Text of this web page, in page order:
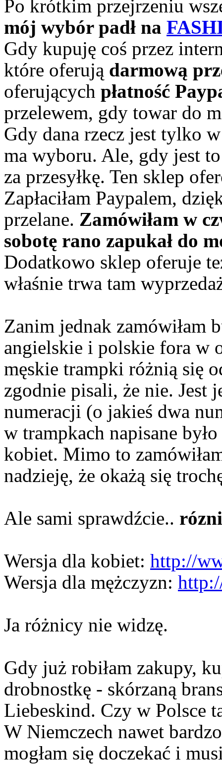
Po krótkim przejrzeniu
mój wybór padł na
Gdy kupuję coś przez
które oferują darmową
oferujących płatność
przelewem, gdy towar do
Gdy dana rzecz jest tylko
ma wyboru. Ale, gdy jest
za przesyłkę. Ten sklep
Zapłaciłam Paypalem,
przelane. Zamówiłam w
sobotę rano zapukał do
Dodatkowo sklep oferuje
właśnie trwa tam
Zanim jednak zamówiłam
angielskie i polskie fora w
męskie trampki różnią się
zgodnie pisali, że nie. Jest
numeracji (o jakieś dwa
w trampkach napisane
kobiet. Mimo to
nadzieję, że okażą się
Ale sami sprawdźcie..
Wersja dla kobiet: http://
Wersja dla mężczyzn:
Ja różnicy nie widzę.
Gdy już robiłam zakupy,
drobnostkę - skórzaną
Liebeskind. Czy w Polsce
W Niemczech nawet
mogłam się doczekać i